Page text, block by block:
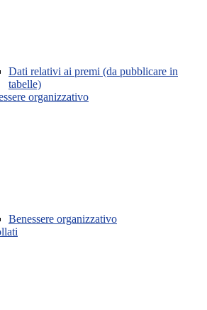
Dati relativi ai premi (da pubblicare in
tabelle)
organizzativo
Benessere organizzativo